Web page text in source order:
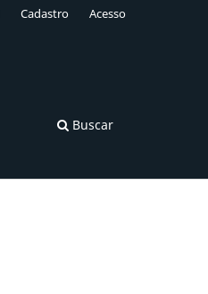
Buscar
Cadastro Acesso